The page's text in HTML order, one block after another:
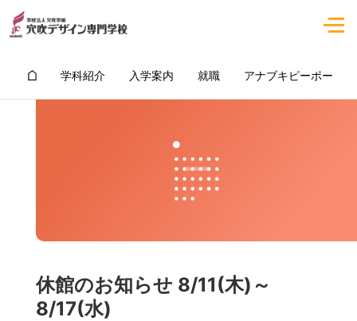
学科紹介 入学案内 就職 アナブキピーポー
休館のお知らせ 8/11(木)～
8/17(水)